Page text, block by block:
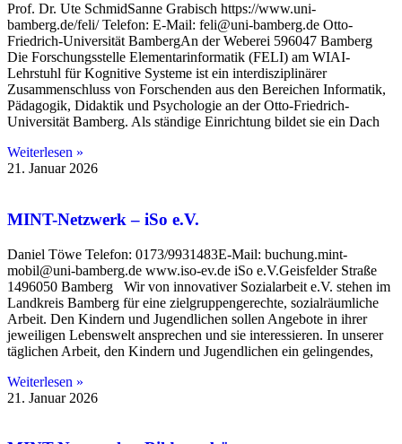
Prof. Dr. Ute SchmidSanne Grabisch https://www.uni-
bamberg.de/feli/ Telefon: E-Mail: feli@uni-bamberg.de Otto-
Friedrich-Universität BambergAn der Weberei 596047 Bamberg
Die Forschungsstelle Elementarinformatik (FELI) am WIAI-
Lehrstuhl für Kognitive Systeme ist ein interdisziplinärer
Zusammenschluss von Forschenden aus den Bereichen Informatik,
Pädagogik, Didaktik und Psychologie an der Otto-Friedrich-
Universität Bamberg. Als ständige Einrichtung bildet sie ein Dach
Weiterlesen »
21. Januar 2026
MINT-Netzwerk – iSo e.V.
Daniel Töwe Telefon: 0173/9931483E-Mail: buchung.mint-
mobil@uni-bamberg.de www.iso-ev.de iSo e.V.Geisfelder Straße
1496050 Bamberg Wir von innovativer Sozialarbeit e.V. stehen im
Landkreis Bamberg für eine zielgruppengerechte, sozialräumliche
Arbeit. Den Kindern und Jugendlichen sollen Angebote in ihrer
jeweiligen Lebenswelt ansprechen und sie interessieren. In unserer
täglichen Arbeit, den Kindern und Jugendlichen ein gelingendes,
Weiterlesen »
21. Januar 2026